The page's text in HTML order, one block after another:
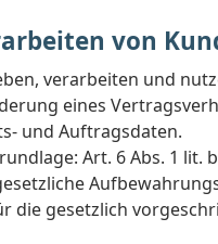
von
verarbeiten und
eines
und Auftragsdaten.
Art. 6 Abs. 1 lit. b
die gesetzlich